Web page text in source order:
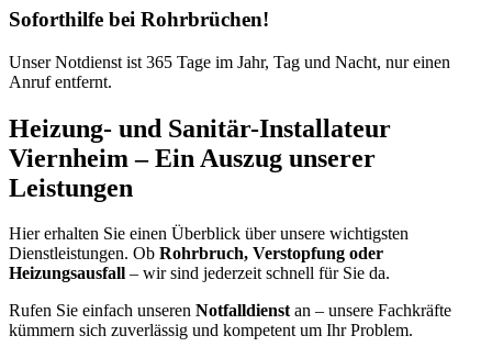
Soforthilfe bei Rohrbrüchen!
Unser Notdienst ist 365 Tage im Jahr, Tag und Nacht, nur einen
Anruf entfernt.
Heizung- und Sanitär-Installateur
Viernheim – Ein Auszug unserer
Leistungen
Hier erhalten Sie einen Überblick über unsere wichtigsten
Dienstleistungen. Ob Rohrbruch, Verstopfung oder
Heizungsausfall – wir sind jederzeit schnell für Sie da.
Rufen Sie einfach unseren Notfalldienstan – unsere Fachkräfte
kümmern sich zuverlässig und kompetent um Ihr Problem.